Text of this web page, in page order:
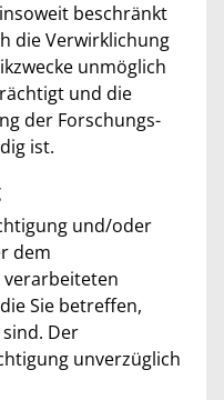
beschränkt
die Verwirklichung
unmöglich
und die
der Forschungs-
ist.
und/oder
dem
Sie betreffen,
Der
unverzüglich